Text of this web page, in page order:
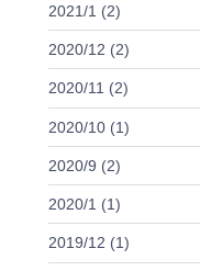
2021/1 (2)
2020/12 (2)
2020/11 (2)
2020/10 (1)
2020/9 (2)
2020/1 (1)
2019/12 (1)